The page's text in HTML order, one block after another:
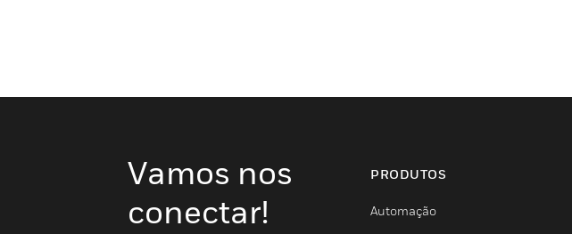
Vamos nos
conectar!
PRODUTOS
Automação